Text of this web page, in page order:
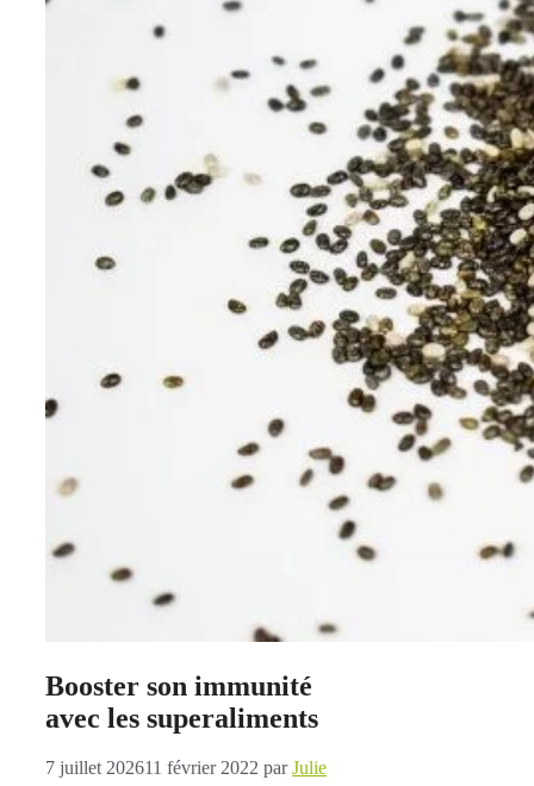
Booster son immunité
avec les superaliments
7 juillet 202611 février 2022 parJulie